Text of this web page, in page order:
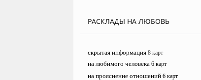
РАСКЛАДЫ НА ЛЮБОВЬ
скрытая информация 8 карт
на любимого человека 6 карт
на прояснение отношений 6 карт